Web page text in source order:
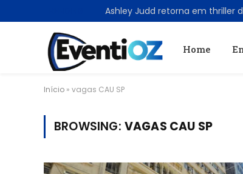
Home
Início » vagas CAU SP
BROWSING: VAGAS CAU SP